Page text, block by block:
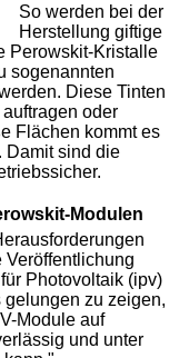
So werden bei der
Herstellung giftige
Perowskit-Kristalle
sogenannten
Diese Tinten
oder
Flächen kommt es
Damit sind die
Modulen
Veröffentlichung
Photovoltaik (ipv)
gelungen zu zeigen,
Module auf
und unter